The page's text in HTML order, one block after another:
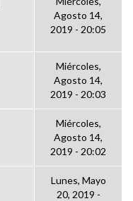
Agosto 14,
2019 - 20:05
Miércoles,
Agosto 14,
2019 - 20:03
Miércoles,
Agosto 14,
2019 - 20:02
Lunes, Mayo
20, 2019 -